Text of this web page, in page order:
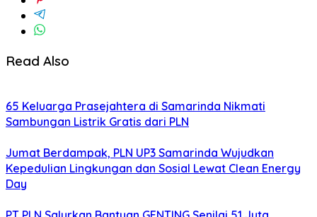
Read Also
65 Keluarga Prasejahtera di Samarinda Nikmati
Sambungan Listrik Gratis dari PLN
Jumat Berdampak, PLN UP3 Samarinda Wujudkan
Kepedulian Lingkungan dan Sosial Lewat Clean Energy
Day